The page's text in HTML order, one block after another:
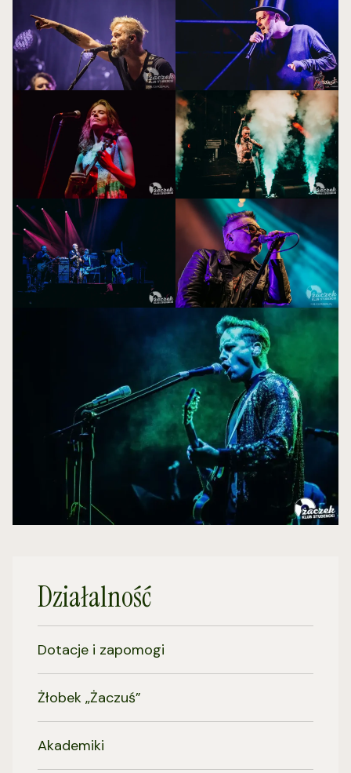
Działalność
Dotacje i zapomogi
Żłobek „Żaczuś”
Akademiki